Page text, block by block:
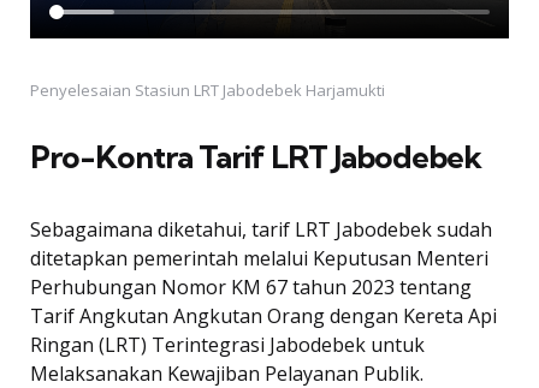
Penyelesaian Stasiun LRT Jabodebek Harjamukti
Pro-Kontra Tarif LRT Jabodebek
Sebagaimana diketahui, tarif LRT Jabodebek sudah
ditetapkan pemerintah melalui Keputusan Menteri
Perhubungan Nomor KM 67 tahun 2023 tentang
Tarif Angkutan Angkutan Orang dengan Kereta Api
Ringan (LRT) Terintegrasi Jabodebek untuk
Melaksanakan Kewajiban Pelayanan Publik.